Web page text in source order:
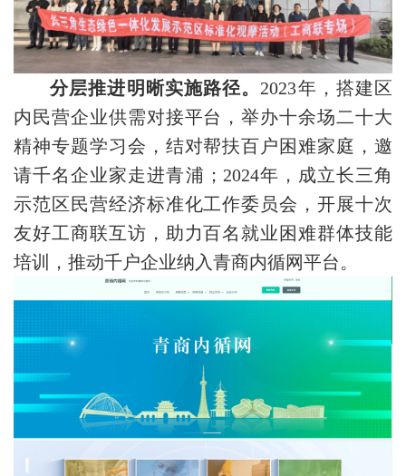
分层推进明晰实施路径。 2023年，搭建区
内民营企业供需对接平台，举办十余场二十大
精神专题学习会，结对帮扶百户困难家庭，邀
请千名企业家走进青浦；2024年，成立长三角
示范区民营经济标准化工作委员会，开展十次
友好工商联互访，助力百名就业困难群体技能
培训，推动千户企业纳入青商内循网平台。